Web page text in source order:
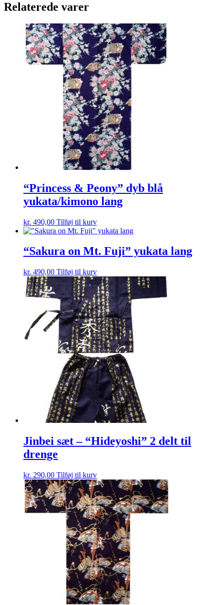
Relaterede varer
“Princess & Peony” dyb blå
yukata/kimono lang
kr. 490,00 Tilføj til kurv
“Sakura on Mt. Fuji” yukata lang
kr. 490,00 Tilføj til kurv
Jinbei sæt – “Hideyoshi” 2 delt til
drenge
kr. 290,00 Tilføj til kurv